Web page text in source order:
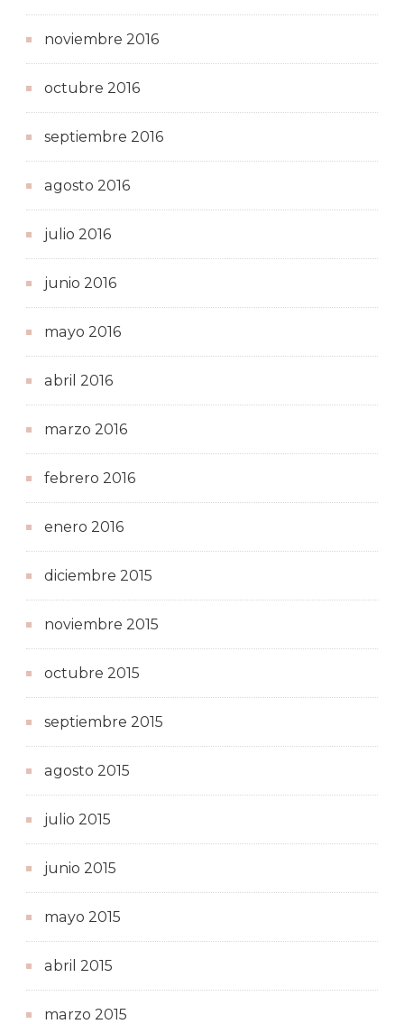
noviembre 2016
octubre 2016
septiembre 2016
agosto 2016
julio 2016
junio 2016
mayo 2016
abril 2016
marzo 2016
febrero 2016
enero 2016
diciembre 2015
noviembre 2015
octubre 2015
septiembre 2015
agosto 2015
julio 2015
junio 2015
mayo 2015
abril 2015
marzo 2015